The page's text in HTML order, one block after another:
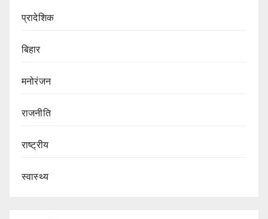
प्रादेशिक
बिहार
मनोरंजन
राजनीति
राष्ट्रीय
स्वास्थ्य